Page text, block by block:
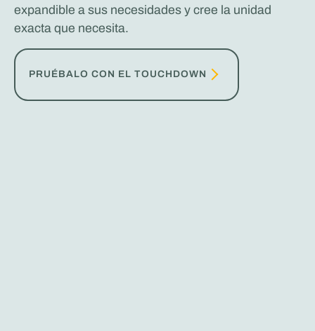
expandible a sus necesidades y cree la unidad
exacta que necesita.
PRUÉBALO CON EL TOUCHDOWN